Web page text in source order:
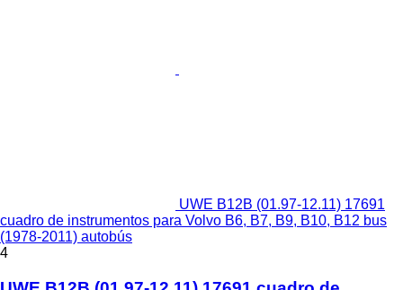
UWE B12B (01.97-12.11) 17691
cuadro de instrumentos para Volvo B6, B7, B9, B10, B12 bus
(1978-2011) autobús
4